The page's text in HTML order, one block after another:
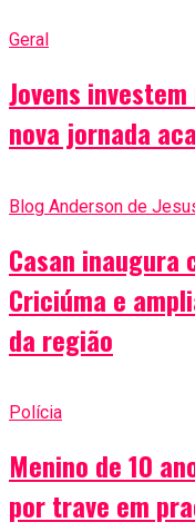
Geral
Jovens
nova jornada
Blog Anderson de
Casan
Criciúma e
da região
Polícia
Menino de 10
por trave em